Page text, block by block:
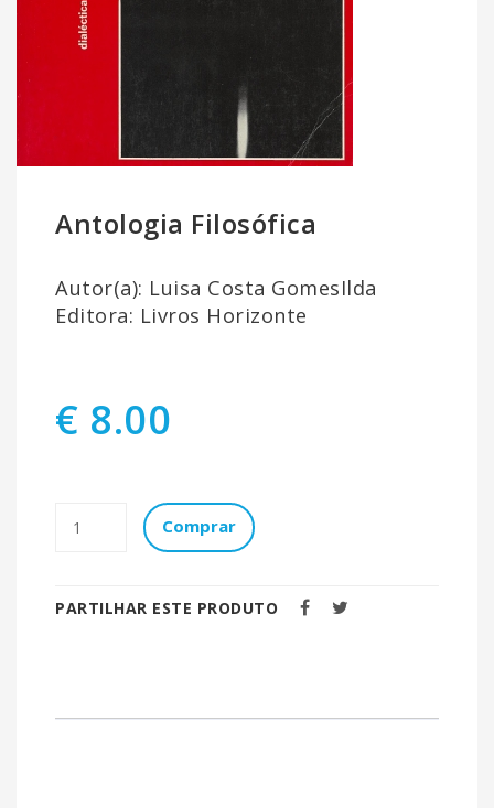
Antologia Filosófica
Autor(a): Luisa Costa GomesIlda
Editora: Livros Horizonte
€ 8.00
Comprar
PARTILHAR ESTE PRODUTO